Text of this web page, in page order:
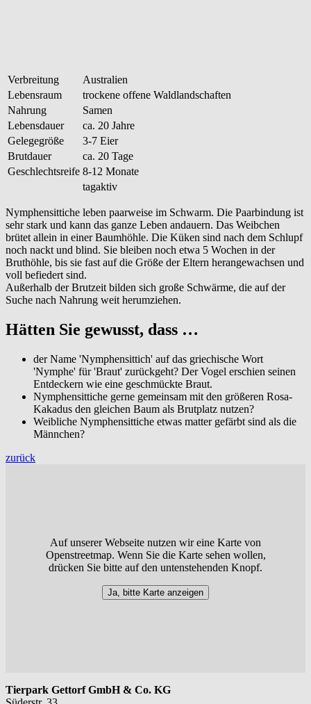
Verbreitung
Australien
Lebensraum
trockene offene Waldlandschaften
Nahrung
Samen
Lebensdauer
ca. 20 Jahre
Gelegegröße
3-7 Eier
Brutdauer
ca. 20 Tage
Geschlechtsreife 8-12 Monate
tagaktiv
Nymphensittiche leben paarweise im Schwarm. Die Paarbindung ist
sehr stark und kann das ganze Leben andauern. Das Weibchen
brütet allein in einer Baumhöhle. Die Küken sind nach dem Schlupf
noch nackt und blind. Sie bleiben noch etwa 5 Wochen in der
Bruthöhle, bis sie fast auf die Größe der Eltern herangewachsen und
voll befiedert sind.
Außerhalb der Brutzeit bilden sich große Schwärme, die auf der
Suche nach Nahrung weit herumziehen.
Hätten Sie gewusst, dass …
der Name 'Nymphensittich' auf das griechische Wort
'Nymphe' für 'Braut' zurückgeht? Der Vogel erschien seinen
Entdeckern wie eine geschmückte Braut.
Nymphensittiche gerne gemeinsam mit den größeren Rosa-
Kakadus den gleichen Baum als Brutplatz nutzen?
Weibliche Nymphensittiche etwas matter gefärbt sind als die
Männchen?
zurück
Auf unserer Webseite nutzen wir eine Karte von
Openstreetmap. Wenn Sie die Karte sehen wollen,
drücken Sie bitte auf den untenstehenden Knopf.
Ja, bitte Karte anzeigen
Tierpark Gettorf GmbH & Co. KG